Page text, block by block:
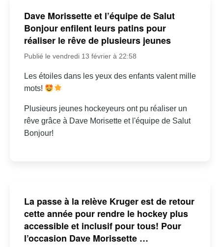
Dave Morissette et l’équipe de Salut
Bonjour enfilent leurs patins pour
réaliser le rêve de plusieurs jeunes
Publié le vendredi 13 février à 22:58
Les étoiles dans les yeux des enfants valent mille
mots!
Plusieurs jeunes hockeyeurs ont pu réaliser un
rêve grâce à Dave Morisette et l'équipe de Salut
Bonjour!
La passe à la relève Kruger est de retour
cette année pour rendre le hockey plus
accessible et inclusif pour tous! Pour
l’occasion Dave Morissette …